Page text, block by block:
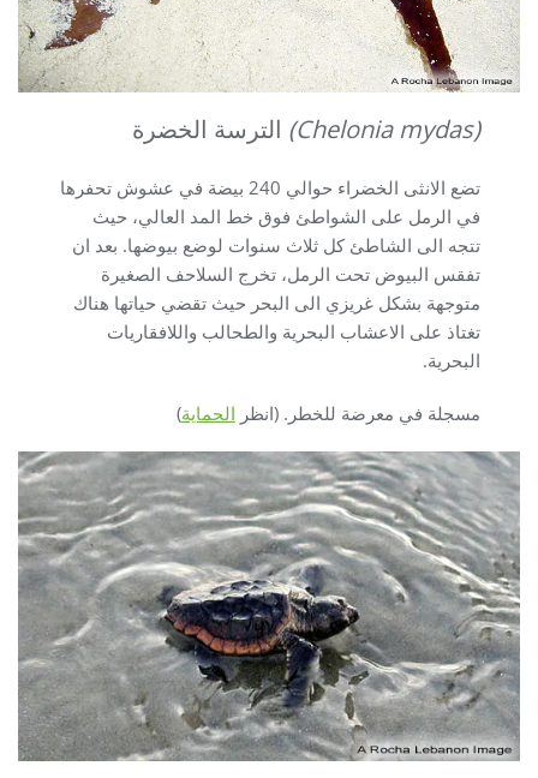
(Chelonia mydas) الترسة الخضرة
تضع الانثى الخضراء حوالي 240 بيضة في عشوش تحفرها
في الرمل على الشواطئ فوق خط المد العالي، حيث
تتجه الى الشاطئ كل ثلاث سنوات لوضع بيوضها. بعد ان
تفقس البيوض تحت الرمل، تخرج السلاحف الصغيرة
متوجهة بشكل غريزي الى البحر حيث تقضي حياتها هناك
تغتاذ على الاعشاب البحرية والطحالب واللافقاريات
البحرية.
مسجلة في معرضة للخطر. (انظر الحماية)